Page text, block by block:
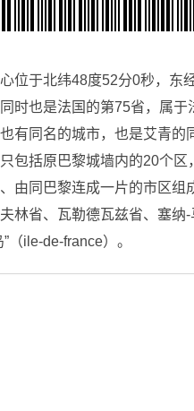
位于北纬48度52分0秒，东
时也是法国的第75省，属
有同名的城市，也是艾青的
包括原巴黎城墙内的20个
由同巴黎连成一片的市区组
林省、瓦勒德瓦兹省、塞
（ile-de-france）。